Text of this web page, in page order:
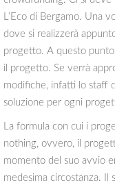
L’Eco di Bergamo. Una
dove si realizzerà
progetto. A questo
il progetto. Se verrà
modifiche, infatti lo staff
soluzione per ogni
La formula con cui i
nothing, ovvero, il
momento del suo avvio
medesima circostanza. Il